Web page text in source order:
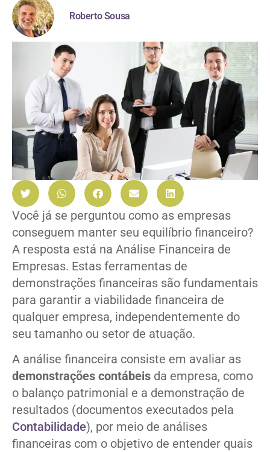
Roberto Sousa
Você já se perguntou como as empresas
conseguem manter seu equilíbrio financeiro?
A resposta está na Análise Financeira de
Empresas. Estas ferramentas de
demonstrações financeiras são fundamentais
para garantir a viabilidade financeira de
qualquer empresa, independentemente do
seu tamanho ou setor de atuação.
A análise financeira consiste em avaliar as
demonstrações contábeis da empresa, como
o balanço patrimonial e a demonstração de
resultados (documentos executados pela
Contabilidade), por meio de análises
financeiras com o objetivo de entender quais